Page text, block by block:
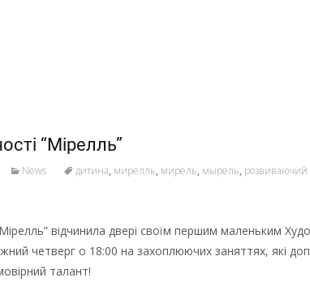
“Мірелль”
News дитина, мирелль, мирель, мырель, розвиваючий
відчинила двері своїм першим маленьким
четверг о 18:00 на захоплюючих заняттях, які
талант!